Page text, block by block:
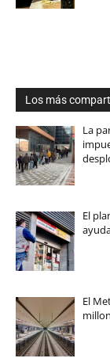
Los más
La
El
El